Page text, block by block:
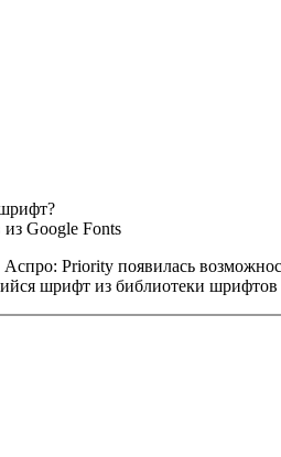
Google Fonts
Priority появилась
шрифт из библиотеки шрифтов